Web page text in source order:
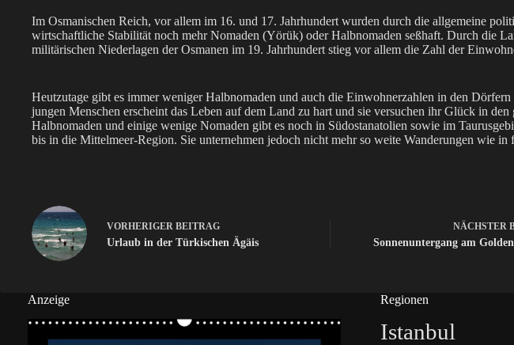
Im Osmanischen Reich, vor allem im 16. und 17. Jahrhundert wurden durch die allgemeine
wirtschaftliche Stabilität noch mehr Nomaden (Yörük) oder Halbnomaden seßhaft. Durch die
militärischen Niederlagen der Osmanen im 19. Jahrhundert stieg vor allem die Zahl der
Heutzutage gibt es immer weniger Halbnomaden und auch die Einwohnerzahlen in den
jungen Menschen erscheint das Leben auf dem Land zu hart und sie versuchen ihr Glück in den
Halbnomaden und einige wenige Nomaden gibt es noch in Südostanatolien sowie im
bis in die Mittelmeer-Region. Sie unternehmen jedoch nicht mehr so weite Wanderungen wie in
VORHERIGER BEITRAG
Urlaub in der Türkischen Ägäis
NÄCHSTER
Sonnenuntergang am
Anzeige Regionen
Istanbul